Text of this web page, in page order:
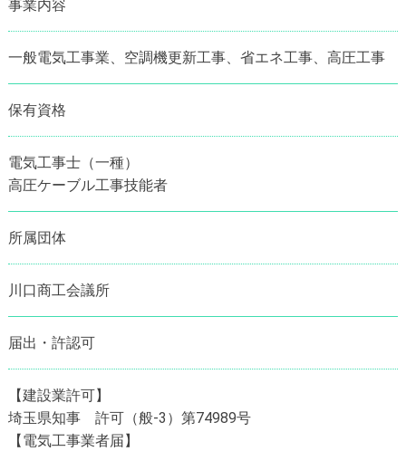
事業内容
一般電気工事業、空調機更新工事、省エネ工事、高圧工事
保有資格
電気工事士（一種）
高圧ケーブル工事技能者
所属団体
川口商工会議所
届出・許認可
【建設業許可】
埼玉県知事 許可（般-3）第74989号
【電気工事業者届】